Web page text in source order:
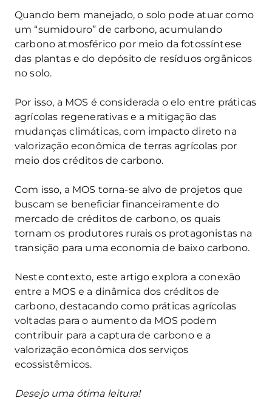
Quando bem manejado, o solo pode atuar como
um “sumidouro” de carbono, acumulando
carbono atmosférico por meio da fotossíntese
das plantas e do depósito de resíduos orgânicos
no solo.
Por isso, a MOS é considerada o elo entre práticas
agrícolas regenerativas e a mitigação das
mudanças climáticas, com impacto direto na
valorização econômica de terras agrícolas por
meio dos créditos de carbono.
Com isso, a MOS torna-se alvo de projetos que
buscam se beneficiar financeiramente do
mercado de créditos de carbono, os quais
tornam os produtores rurais os protagonistas na
transição para uma economia de baixo carbono.
Neste contexto, este artigo explora a conexão
entre a MOS e a dinâmica dos créditos de
carbono, destacando como práticas agrícolas
voltadas para o aumento da MOS podem
contribuir para a captura de carbono e a
valorização econômica dos serviços
ecossistêmicos.
Desejo uma ótima leitura!